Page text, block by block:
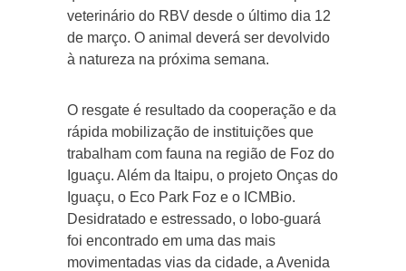
veterinário do RBV desde o último dia 12
de março. O animal deverá ser devolvido
à natureza na próxima semana.
O resgate é resultado da cooperação e da
rápida mobilização de instituições que
trabalham com fauna na região de Foz do
Iguaçu. Além da Itaipu, o projeto Onças do
Iguaçu, o Eco Park Foz e o ICMBio.
Desidratado e estressado, o lobo-guará
foi encontrado em uma das mais
movimentadas vias da cidade, a Avenida